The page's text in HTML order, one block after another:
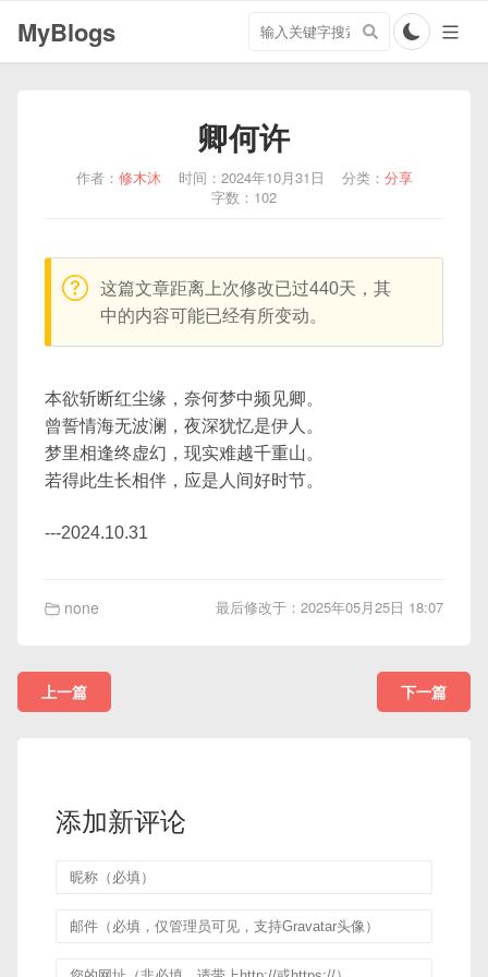
MyBlogs
搜
关
卿何许
作者： 修木沐 时间：2024年10月31日 分类： 分享
字数：102
warning:
这篇文章距离上次修改已过440天，其
中的内容可能已经有所变动。
本欲斩断红尘缘，奈何梦中频见卿。
曾誓情海无波澜，夜深犹忆是伊人。
梦里相逢终虚幻，现实难越千重山。
若得此生长相伴，应是人间好时节。
---2024.10.31
none 最后修改于：2025年05月25日 18:07
上一篇 下一篇
添加新评论